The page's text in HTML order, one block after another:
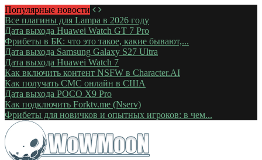
Популярные новости
Все плагины для Lampa в 2026 году
Дата выхода Huawei Watch GT 7 Pro
Фрибеты в БК: что это такое, какие бывают,...
Дата выхода Samsung Galaxy S27 Ultra
Дата выхода Huawei Watch 7
Как включить контент NSFW в Character.AI
Как получать СМС онлайн в США
Дата выхода POCO X9 Pro
Как подключить Forktv.me (Nserv)
Фрибеты для новичков и опытных игроков: в чем...